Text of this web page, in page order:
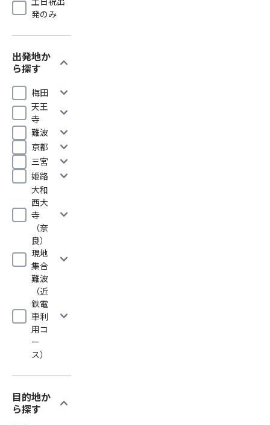
発のみ
出発地か
ら探す
expand_more
梅田 expand_more
天王
寺
expand_more
難波 expand_more
京都 expand_more
三宮 expand_more
姫路 expand_more
大和
西大
寺
（奈
良）
expand_more
現地
集合
expand_more
難波
（近
鉄電
車利
用コ
ー
ス）
expand_more
目的地か
ら探す
expand_more